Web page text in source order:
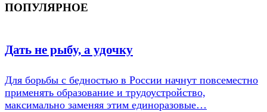
ПОПУЛЯРНОЕ
Дать не рыбу, а удочку
Для борьбы с бедностью в России начнут повсеместно
применять образование и трудоустройство,
максимально заменяя этим единоразовые…